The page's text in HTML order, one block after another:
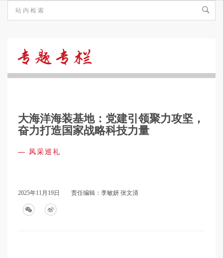
巡
大海洋海装基地：党建引领聚力攻坚，
奋力打造国家战略科技力量
— 风采巡礼
2025年11月19日 责任编辑：李敏妍 张文清